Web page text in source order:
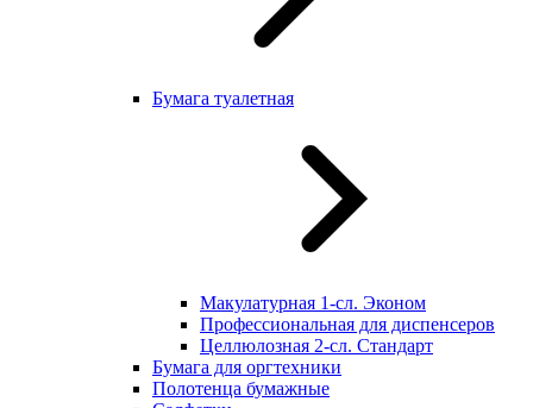
Бумага туалетная
Макулатурная 1-сл. Эконом
Профессиональная для диспенсеров
Целлюлозная 2-сл. Стандарт
Бумага для оргтехники
Полотенца бумажные